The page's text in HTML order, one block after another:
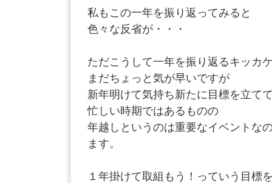
私もこの一年を振り返ってみると
色々な反省が・・・
ただこうして一年を振り返るキッカ
まだちょっと気が早いですが
新年明けて気持ち新たに目標を立て
忙しい時期ではあるものの
年越しというのは重要なイベントな
ます。
１年掛けて取組もう！っていう目標